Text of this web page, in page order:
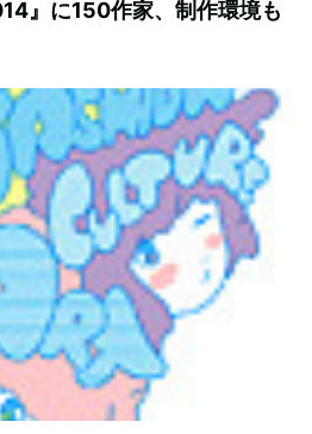
』に150作家、制作環境も